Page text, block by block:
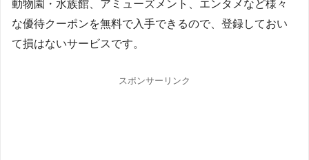
動物園・水族館、アミューズメント、エンタメなど様々
な優待クーポンを無料で入手できるので、登録しておい
て損はないサービスです。
スポンサーリンク